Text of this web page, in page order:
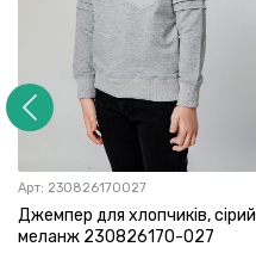
Арт: 230826170027
Джемпер для хлопчиків, сірий
меланж 230826170-027